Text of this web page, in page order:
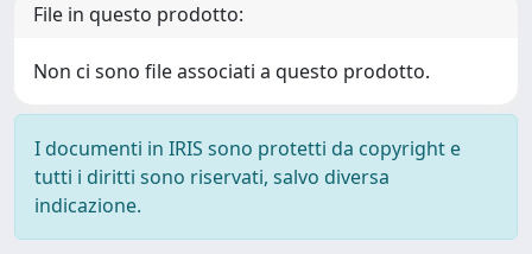
File in questo prodotto:
Non ci sono file associati a questo prodotto.
I documenti in IRIS sono protetti da copyright e
tutti i diritti sono riservati, salvo diversa
indicazione.